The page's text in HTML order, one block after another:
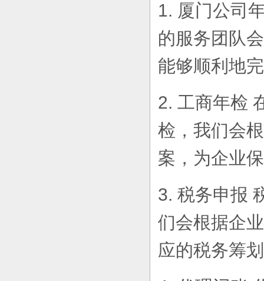
1. 厦门公司
的服务团队
能够顺利地
2. 工商年检
检，我们会
案，为企业
3. 税务申报
们会根据企
应的税务筹